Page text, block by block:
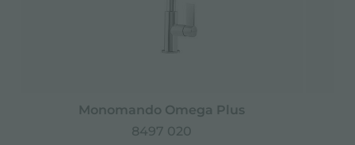
Monomando Omega Plus
8497 020